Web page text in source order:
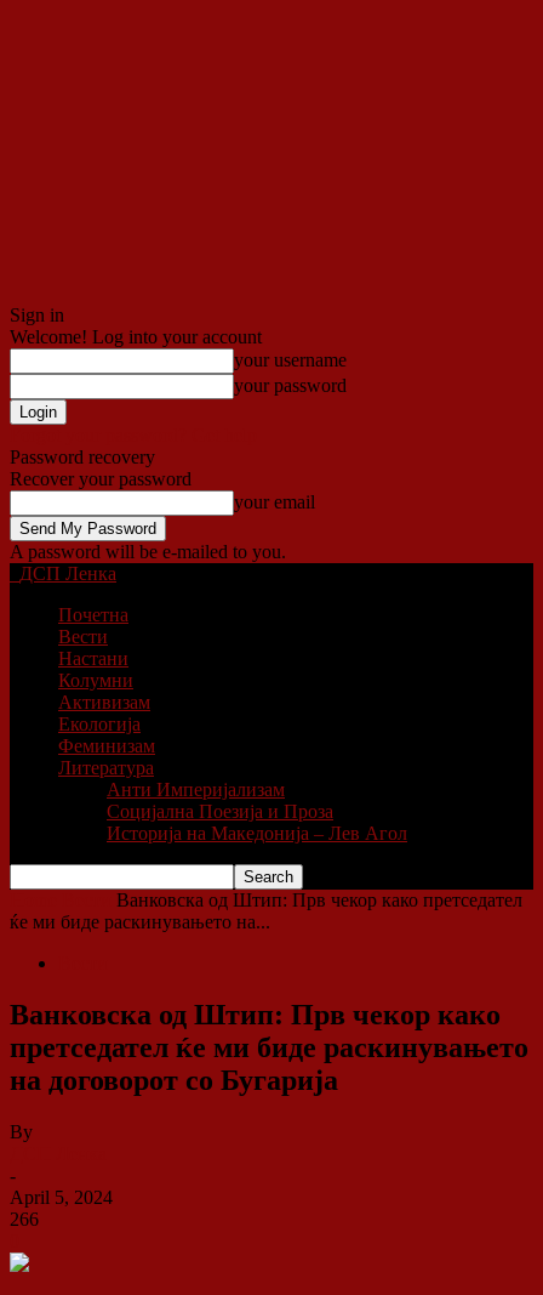
Sign in
Welcome! Log into your account
your username
your password
Password recovery
Recover your password
your email
A password will be e-mailed to you.
ДСП Ленка
Почетна
Вести
Настани
Колумни
Активизам
Екологија
Феминизам
Литература
Анти Империјализам
Социјална Поезија и Проза
Историја на Македонија – Лев Агол
Ванковска од Штип: Прв чекор како претседател
ќе ми биде раскинувањето на...
Ванковска од Штип: Прв чекор како
претседател ќе ми биде раскинувањето
на договорот со Бугарија
By
-
April 5, 2024
266